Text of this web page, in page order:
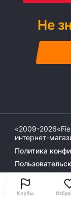
Клубы
Не
«2009-
интернет-
Политика